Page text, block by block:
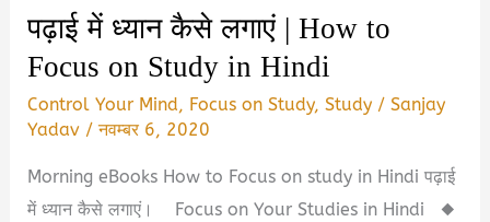
करें
मोबाइल
Online
kaise
karte
पढ़ाई में ध्यान कैसे लगाएं | How to
Focus on Study in Hindi
Control Your Mind, Focus on Study,Study /Sanjay
Yadav /नवम्बर 6, 2020
Morning eBooks How to Focus on study in Hindi पढ़ाई
में ध्यान कैसे लगाएं। Focus on Your Studies in Hindi ◆